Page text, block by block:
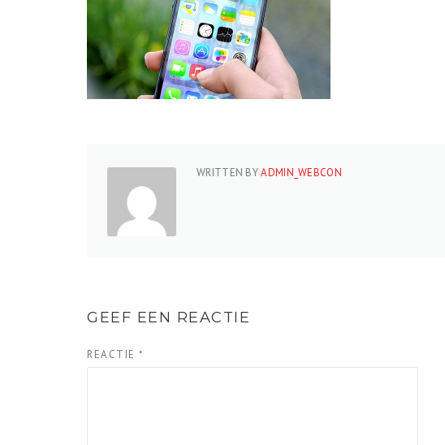
WRITTEN BYADMIN_WEBCON
GEEF EEN REACTIE
REACTIE *